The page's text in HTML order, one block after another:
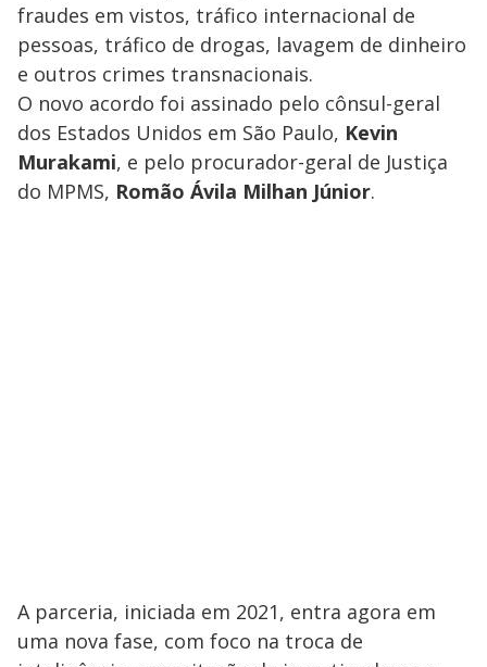
fraudes em vistos, tráfico internacional de
pessoas, tráfico de drogas, lavagem de dinheiro
e outros crimes transnacionais.
O novo acordo foi assinado pelo cônsul-geral
dos Estados Unidos em São Paulo, Kevin
Murakami, e pelo procurador-geral de Justiça
do MPMS, Romão Ávila Milhan Júnior.
A parceria, iniciada em 2021, entra agora em
uma nova fase, com foco na troca de